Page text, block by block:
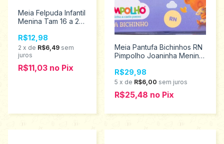
Meia Felpuda Infantil
Menina Tam 16 a 20
R$12,98
2 x de R$6,49 sem
juros
R$11,03 no Pix
Meia Pantufa Bichinhos RN
Pimpolho Joaninha Menina
R$29,98
5 x de R$6,00 sem juros
R$25,48 no Pix